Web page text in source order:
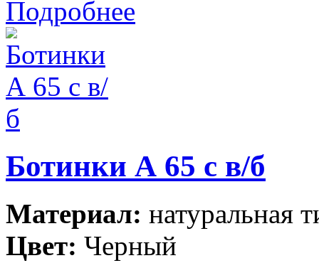
Подробнее
Ботинки А 65 с в/б
Материал: натуральная
Цвет: Черный